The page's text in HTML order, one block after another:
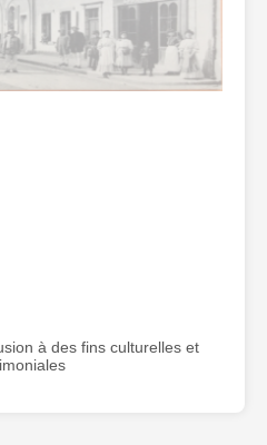
à des fins culturelles et